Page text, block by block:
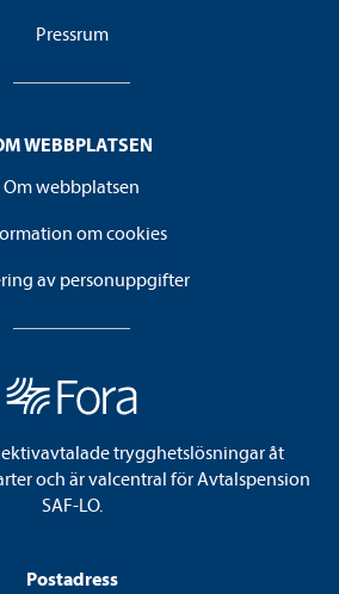
Pressrum
WEBBPLATSEN
Om webbplatsen
om cookies
av personuppgifter
trygghetslösningar åt
och är valcentral för Avtalspension
SAF-LO.
Postadress